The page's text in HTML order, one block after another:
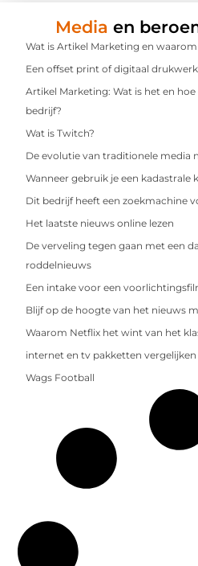
Media en
Wat is Artikel Marketing en
Een offset print of digitaal
Artikel Marketing: Wat is het en
bedrijf?
Wat is Twitch?
De evolutie van traditionele media
Wanneer gebruik je een kadastrale
Dit bedrijf heeft een zoekmachine
Het laatste nieuws online lezen
De verveling tegen gaan met een
roddelnieuws
Een intake voor een
Blijf op de hoogte van het nieuws
Waarom Netflix het wint van het
internet en tv pakketten vergelijken
Wags Football